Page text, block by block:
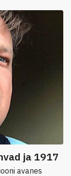
ja 1917
avanes